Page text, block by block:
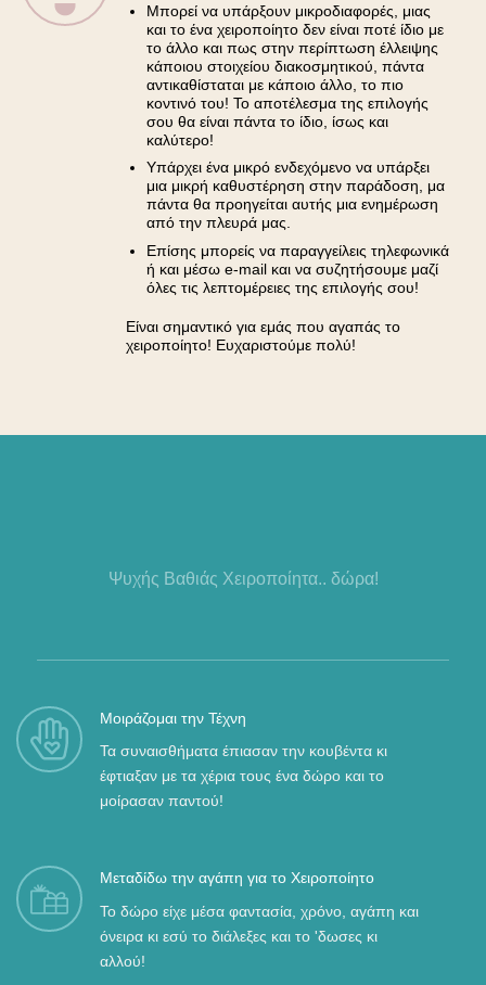
Μπορεί να υπάρξουν μικροδιαφορές, μιας
και το ένα χειροποίητο δεν είναι ποτέ ίδιο με
το άλλο και πως στην περίπτωση έλλειψης
κάποιου στοιχείου διακοσμητικού, πάντα
αντικαθίσταται με κάποιο άλλο, το πιο
κοντινό του! Το αποτέλεσμα της επιλογής
σου θα είναι πάντα το ίδιο, ίσως και
καλύτερο!
Υπάρχει ένα μικρό ενδεχόμενο να υπάρξει
μια μικρή καθυστέρηση στην παράδοση, μα
πάντα θα προηγείται αυτής μια ενημέρωση
από την πλευρά μας.
Επίσης μπορείς να παραγγείλεις τηλεφωνικά
ή και μέσω e-mail και να συζητήσουμε μαζί
όλες τις λεπτομέρειες της επιλογής σου!
Είναι σημαντικό για εμάς που αγαπάς το
χειροποίητο! Ευχαριστούμε πολύ!
Ψυχής Βαθιάς Χειροποίητα.. δώρα!
Μοιράζομαι την Τέχνη
Τα συναισθήματα έπιασαν την κουβέντα κι
έφτιαξαν με τα χέρια τους ένα δώρο και το
μοίρασαν παντού!
Μεταδίδω την αγάπη για το Χειροποίητο
Το δώρο είχε μέσα φαντασία, χρόνο, αγάπη και
όνειρα κι εσύ το διάλεξες και το 'δωσες κι
αλλού!